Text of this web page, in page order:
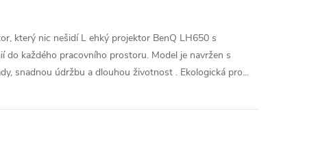
který nic nešidí L ehký projektor BenQ LH650 s
do každého pracovního prostoru. Model je navržen s
snadnou údržbu a dlouhou životnost . Ekologická pro...